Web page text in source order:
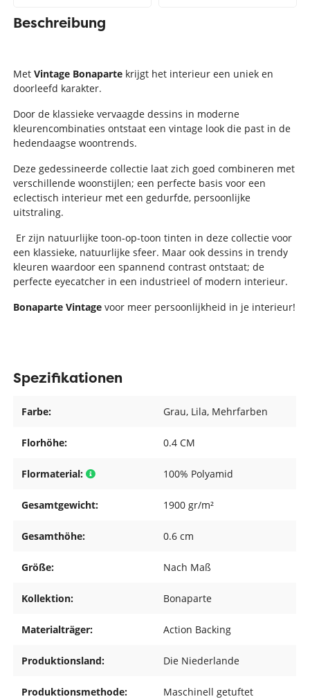
Beschreibung
MetVintage Bonaparte krijgt het interieur een uniek en
doorleefd karakter.
Door de klassieke vervaagde dessins in moderne
kleurencombinaties ontstaat een vintage look die past in de
hedendaagse woontrends.
Deze gedessineerde collectie laat zich goed combineren met
verschillende woonstijlen; een perfecte basis voor een
eclectisch interieur met een gedurfde, persoonlijke
uitstraling.
Er zijn natuurlijke toon-op-toon tinten in deze collectie voor
een klassieke, natuurlijke sfeer. Maar ook dessins in trendy
kleuren waardoor een spannend contrast ontstaat; de
perfecte eyecatcher in een industrieel of modern interieur.
Bonaparte Vintage voor meer persoonlijkheid in je interieur!
Spezifikationen
Farbe: Grau, Lila, Mehrfarben
Florhöhe: 0.4 CM
Flormaterial: 100% Polyamid
Gesamtgewicht: 1900 gr/m²
Gesamthöhe: 0.6 cm
Größe: Nach Maß
Kollektion: Bonaparte
Materialträger: Action Backing
Produktionsland: Die Niederlande
Produktionsmethode: Maschinell getuftet